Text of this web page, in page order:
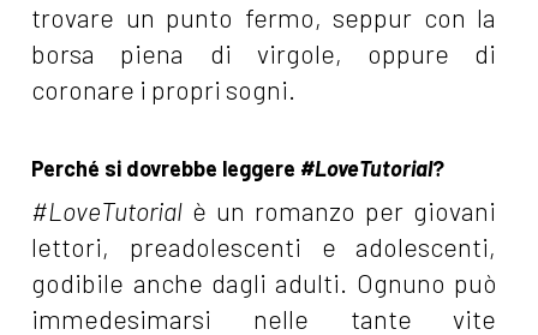
trovare un punto fermo, seppur con la
borsa piena di virgole, oppure di
coronare i propri sogni.
Perché si dovrebbe leggere #LoveTutorial?
#LoveTutorial è un romanzo per giovani
lettori, preadolescenti e adolescenti,
godibile anche dagli adulti. Ognuno può
immedesimarsi nelle tante vite